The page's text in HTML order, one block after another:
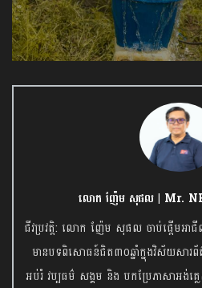
លោក ញ៉ែម សុផល | Mr.
ជីវប្រវត្តិ: លោក ញ៉ែម សុផល ចាប់ផ្តើមអាជី
មានបទពិសោធន៍ជិត៣០ឆ្នាំក្នុងវិស័យសារព័ត៌
អប់រំ វប្បធម៌ សង្គម និង បកប្រែភាសាអង់គ្លេ